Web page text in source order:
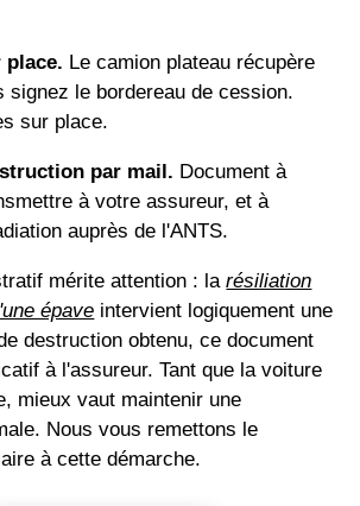
place. Le camion plateau récupère
signez le bordereau de cession.
sur place.
par mail. Document à
à votre assureur, et à
auprès de l'ANTS.
mérite attention : larésiliation
épave intervient logiquement une
destruction obtenu, ce document
à l'assureur. Tant que la voiture
mieux vaut maintenir une
Nous vous remettons le
à cette démarche.